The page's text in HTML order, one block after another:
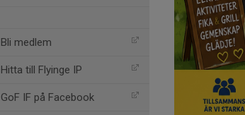
Bli medlem
Hitta till Flyinge IP
GoF IF på Facebook